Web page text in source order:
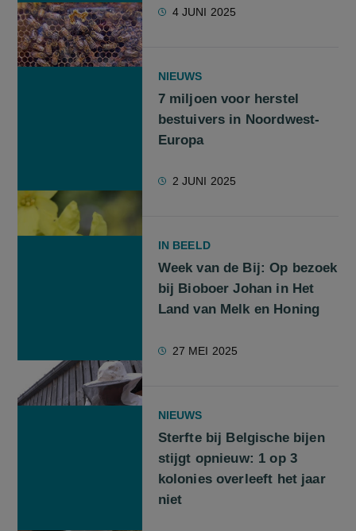
4 JUNI 2025
NIEUWS
7 miljoen voor herstel
bestuivers in Noordwest-
Europa
2 JUNI 2025
IN BEELD
Week van de Bij: Op bezoek
bij Bioboer Johan in Het
Land van Melk en Honing
27 MEI 2025
NIEUWS
Sterfte bij Belgische bijen
stijgt opnieuw: 1 op 3
kolonies overleeft het jaar
niet